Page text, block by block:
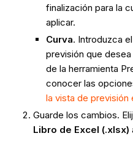
finalización para la
aplicar.
Curva. Introduzca
previsión que
de la herramienta
conocer las
la vista de previsión
Guarde los cambios.
Libro de Excel (.xlsx)